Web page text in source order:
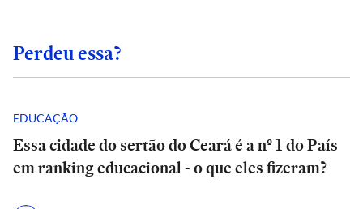
Perdeu essa?
EDUCAÇÃO
Essa cidade do sertão do Ceará é a nº 1 do País
em ranking educacional - o que eles fizeram?